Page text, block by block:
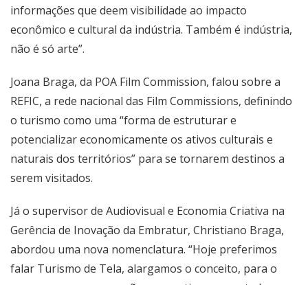
informações que deem visibilidade ao impacto
econômico e cultural da indústria. Também é indústria,
não é só arte”.
Joana Braga, da POA Film Commission, falou sobre a
REFIC, a rede nacional das Film Commissions, definindo
o turismo como uma “forma de estruturar e
potencializar economicamente os ativos culturais e
naturais dos territórios” para se tornarem destinos a
serem visitados.
Já o supervisor de Audiovisual e Economia Criativa na
Gerência de Inovação da Embratur, Christiano Braga,
abordou uma nova nomenclatura. “Hoje preferimos
falar Turismo de Tela, alargamos o conceito, para o